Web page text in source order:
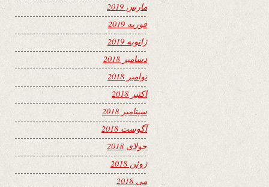
مارس 2019
فوریه 2019
ژانویه 2019
دسامبر 2018
نوامبر 2018
اکتبر 2018
سپتامبر 2018
آگوست 2018
جولای 2018
ژوئن 2018
می 2018